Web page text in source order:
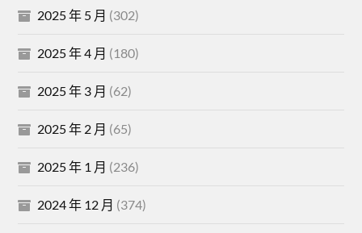
2025 年 5 月 (302)
2025 年 4 月 (180)
2025 年 3 月 (62)
2025 年 2 月 (65)
2025 年 1 月 (236)
2024 年 12 月 (374)